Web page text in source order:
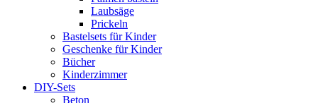
Laubsäge
Prickeln
Bastelsets für Kinder
Geschenke für Kinder
Bücher
Kinderzimmer
DIY-Sets
Beton